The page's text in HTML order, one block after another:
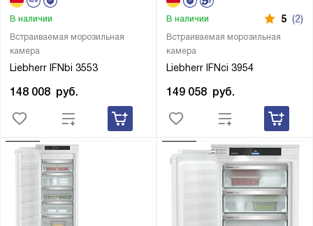
Встраиваемая морозильная
камера
Liebherr IFNbi 3553
В наличии
148 008 руб.
Встраиваемая морозильная
камера
Liebherr IFNci 3954
В наличии 5 (2)
149 058 руб.